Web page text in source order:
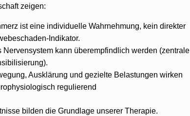
zeigen:
ist eine individuelle Wahrnehmung, kein direkter
Indikator.
Nervensystem kann überempfindlich werden (zentrale
Ausklärung und gezielte Belastungen wirken
regulierend
bilden die Grundlage unserer Therapie.